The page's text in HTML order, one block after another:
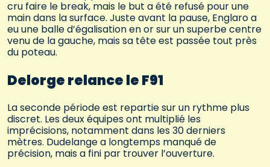
cru faire le break, mais le but a été refusé pour une
main dans la surface. Juste avant la pause, Englaro a
eu une balle d’égalisation en or sur un superbe centre
venu de la gauche, mais sa tête est passée tout près
du poteau.
Delorge relance le F91
La seconde période est repartie sur un rythme plus
discret. Les deux équipes ont multiplié les
imprécisions, notamment dans les 30 derniers
mètres. Dudelange a longtemps manqué de
précision, mais a fini par trouver l’ouverture.